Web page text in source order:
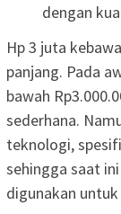
dengan
Hp 3 juta
panjang. Pada
bawah
sederhana.
teknologi,
sehingga saat
digunakan